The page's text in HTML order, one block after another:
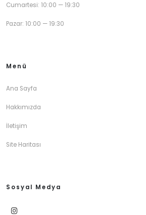
Cumartesi: 10:00 — 19:30
Pazar: 10:00 — 19:30
Menü
Ana Sayfa
Hakkımızda
İletişim
Site Haritası
Sosyal Medya